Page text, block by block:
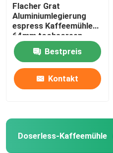
Flacher Grat
Aluminiumlegierung
espress Kaffeemühle
64mm tochscreen
Schleifer
Bestpreis
Kontakt
Doserless-Kaffeemühle